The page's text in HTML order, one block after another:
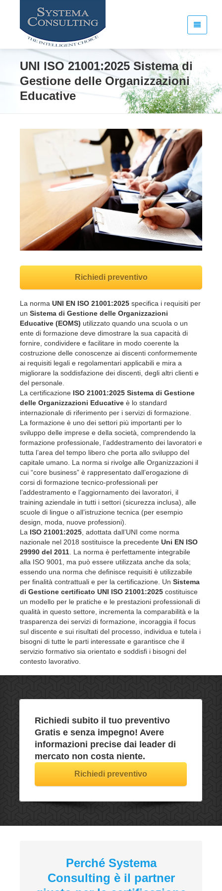
UNI ISO 21001:2025 Sistema di
Gestione delle Organizzazioni
Educative
Richiedi preventivo
La norma UNI EN ISO 21001:2025 specifica i requisiti per
un Sistema di Gestione delle Organizzazioni
Educative (EOMS) utilizzato quando una scuola o un
ente di formazione deve dimostrare la sua capacità di
fornire, condividere e facilitare in modo coerente la
costruzione delle conoscenze ai discenti conformemente
ai requisiti legali e regolamentari applicabili e mira a
migliorare la soddisfazione dei discenti, degli altri clienti e
del personale.
La certificazione ISO 21001:2025 Sistema di Gestione
delle Organizzazioni Educative è lo standard
internazionale di riferimento per i servizi di formazione.
La formazione è uno dei settori più importanti per lo
sviluppo delle imprese e della società, comprendendo la
formazione professionale, l’addestramento dei lavoratori e
tutta l’area del tempo libero che porta allo sviluppo del
capitale umano. La norma si rivolge alle Organizzazioni il
cui “core business” è rappresentato dall’erogazione di
corsi di formazione tecnico-professionali per
l’addestramento e l’aggiornamento dei lavoratori, il
training aziendale in tutti i settori (sicurezza inclusa), alle
scuole di lingue o all’istruzione tecnica (per esempio
design, moda, nuove professioni).
La ISO 21001:2025 , adottata dall’UNI come norma
nazionale nel 2018 sostituisce la precedente Uni EN ISO
29990 del 2011 . La norma è perfettamente integrabile
alla ISO 9001, ma può essere utilizzata anche da sola;
essendo una norma che definisce requisiti è utilizzabile
per finalità contrattuali e per la certificazione. Un Sistema
di Gestione certificato UNI ISO 21001:2025 costituisce
un modello per le pratiche e le prestazioni professionali di
qualità in questo settore, incrementa la comparabilità e la
trasparenza dei servizi di formazione, incoraggia il focus
sul discente e sui risultati del processo, individua e tutela i
bisogni di tutte le parti interessate e garantisce che il
servizio formativo sia orientato e soddisfi i bisogni del
contesto lavorativo.
Richiedi subito il tuo preventivo
Gratis e senza impegno! Avere
informazioni precise dai leader di
mercato non costa niente.
Richiedi preventivo
Perché Systema
Consulting è il partner